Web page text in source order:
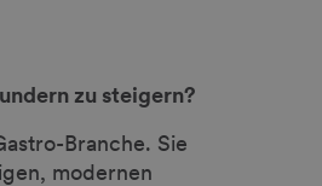
zu steigern?
Branche. Sie
modernen